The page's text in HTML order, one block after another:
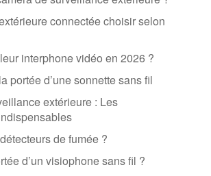
connectée choisir selon
interphone vidéo en 2026 ?
portée d’une sonnette sans fil
extérieure : Les
de fumée ?
d’un visiophone sans fil ?